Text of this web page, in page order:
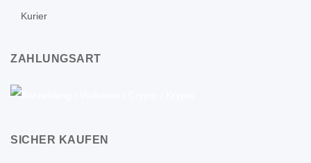
Kurier
ZAHLUNGSART
SICHER KAUFEN